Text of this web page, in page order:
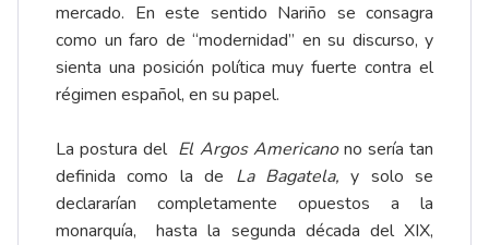
mercado. En este sentido Nariño se consagra
como un faro de “modernidad” en su discurso, y
sienta una posición política muy fuerte contra el
régimen español, en su papel.
La postura del El Argos Americanono sería tan
definida como la de La Bagatela,y solo se
declararían completamente opuestos a la
monarquía, hasta la segunda década del XIX,